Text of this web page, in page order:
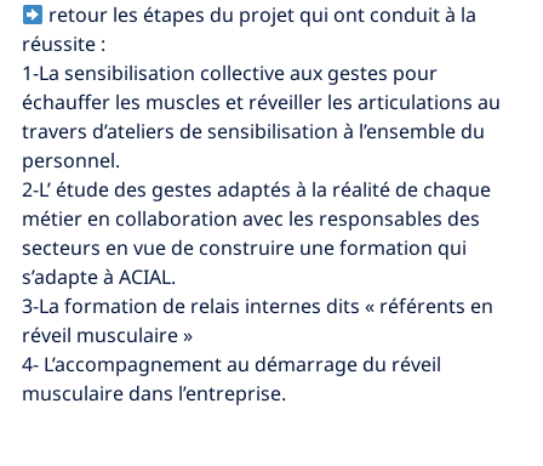
retour les étapes du projet qui ont conduit à la
réussite :
1-La sensibilisation collective aux gestes pour
échauffer les muscles et réveiller les articulations au
travers d’ateliers de sensibilisation à l’ensemble du
personnel.
2-L’ étude des gestes adaptés à la réalité de chaque
métier en collaboration avec les responsables des
secteurs en vue de construire une formation qui
s’adapte à ACIAL.
3-La formation de relais internes dits « référents en
réveil musculaire »
4- L’accompagnement au démarrage du réveil
musculaire dans l’entreprise.